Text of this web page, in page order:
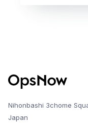
Nihonbashi 3chome
Japan